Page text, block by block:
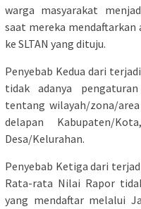
warga masyarakat
saat mereka
ke SLTAN yang dituju.
Penyebab Kedua dari
tidak adanya
tentang wilayah/zona/
delapan Kabupaten/
Desa/Kelurahan.
Penyebab Ketiga dari
Rata-rata Nilai Rapor
yang mendaftar melalui